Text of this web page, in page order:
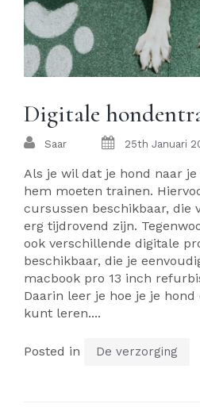
Digitale
Saar 25th Januari
Als je wil dat je hond naar
hem moeten trainen.
cursussen beschikbaar, die
erg tijdrovend zijn.
ook verschillende digitale
beschikbaar, die je
macbook pro 13 inch
Daarin leer je hoe je je
kunt leren....
Posted in De verzorging